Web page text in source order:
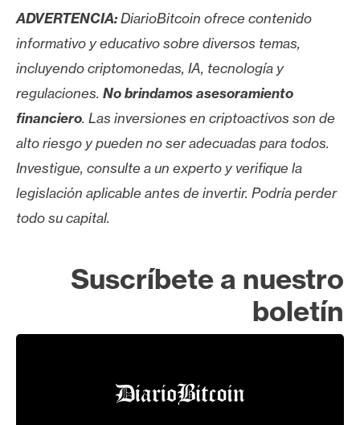
ADVERTENCIA:DiarioBitcoin ofrece contenido
informativo y educativo sobre diversos temas,
incluyendo criptomonedas, IA, tecnología y
regulaciones. No brindamos asesoramiento
financiero. Las inversiones en criptoactivos son de
alto riesgo y pueden no ser adecuadas para todos.
Investigue, consulte a un experto y verifique la
legislación aplicable antes de invertir. Podría perder
todo su capital.
Suscríbete a nuestro
boletín